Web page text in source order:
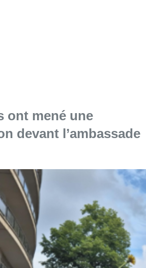
ont mené une
devant l’ambassade